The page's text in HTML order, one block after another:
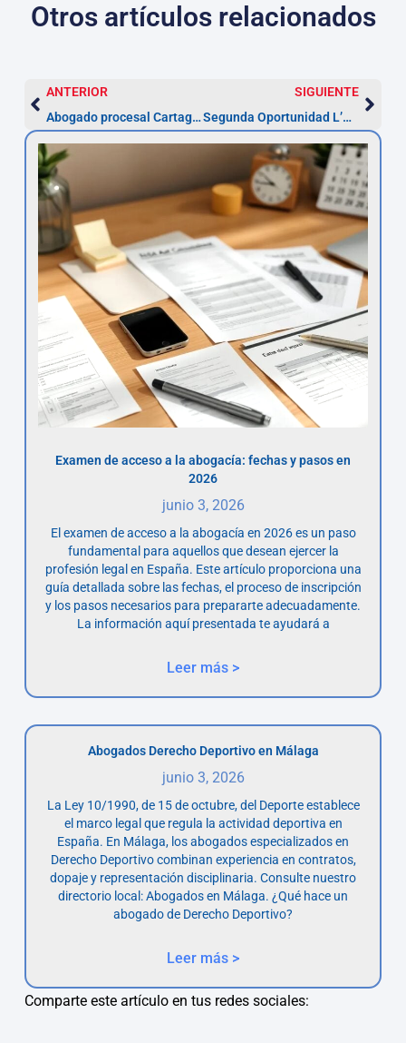
Otros artículos relacionados
ANTERIOR
Abogado procesal Cartagena: reclamar en 5 años
SIGUIENTE
Segunda Oportunidad L’Hospitalet: exoneración y plazo 10 años
Examen de acceso a la abogacía: fechas y pasos en
2026
junio 3, 2026
El examen de acceso a la abogacía en 2026 es un paso
fundamental para aquellos que desean ejercer la
profesión legal en España. Este artículo proporciona una
guía detallada sobre las fechas, el proceso de inscripción
y los pasos necesarios para prepararte adecuadamente.
La información aquí presentada te ayudará a
Leer más >
Abogados Derecho Deportivo en Málaga
junio 3, 2026
La Ley 10/1990, de 15 de octubre, del Deporte establece
el marco legal que regula la actividad deportiva en
España. En Málaga, los abogados especializados en
Derecho Deportivo combinan experiencia en contratos,
dopaje y representación disciplinaria. Consulte nuestro
directorio local: Abogados en Málaga. ¿Qué hace un
abogado de Derecho Deportivo?
Leer más >
Comparte este artículo en tus redes sociales: